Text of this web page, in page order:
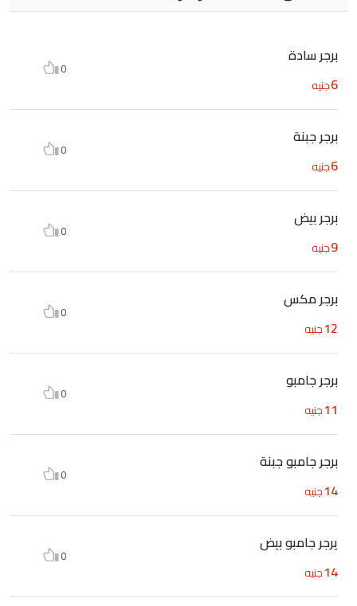
برجر سادة
6جنيه
0
برجر جبنة
6جنيه
0
برجر بيض
9جنيه
0
برجر مكس
12جنيه
0
برجر جامبو
11جنيه
0
برجر جامبو جبنة
14جنيه
0
يرجر جامبو بيض
14جنيه
0